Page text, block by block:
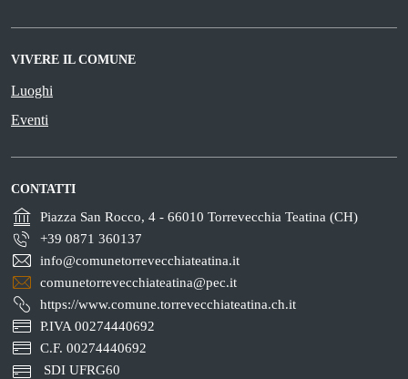
VIVERE IL COMUNE
Luoghi
Eventi
CONTATTI
Piazza San Rocco, 4 - 66010 Torrevecchia Teatina (CH)
+39 0871 360137
info@comunetorrevecchiateatina.it
comunetorrevecchiateatina@pec.it
https://www.comune.torrevecchiateatina.ch.it
P.IVA 00274440692
C.F. 00274440692
SDI UFRG60